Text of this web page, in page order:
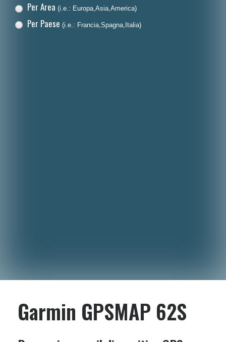
Dansk
Per Area (i.e.: Europa,Asia,America)
Per Paese (i.e.: Francia,Spagna,Italia)
Garmin GPSMAP 62S